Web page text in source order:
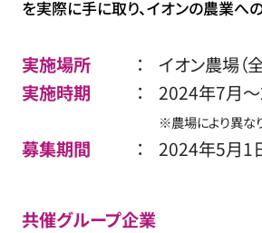
を実際に手に取り、イオンの農業へ
実施場所 ：
イオン農場（
実施時期
： 2024年7月
※農場により異な
募集期間 ： 2024年5月1
共催グループ企業